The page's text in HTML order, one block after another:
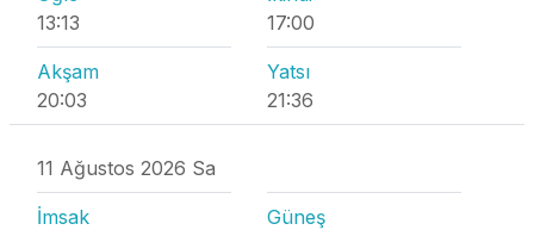
13:13
17:00
Akşam
20:03
Yatsı
21:36
11 Ağustos 2026 Sa
İmsak
Güneş